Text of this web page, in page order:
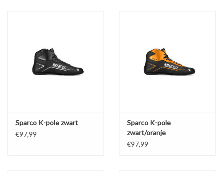
Motoren en onderdelen
Zoek op Merk
Sparco K-pole zwart
€97,99
Sparco K-pole
zwart/oranje
€97,99